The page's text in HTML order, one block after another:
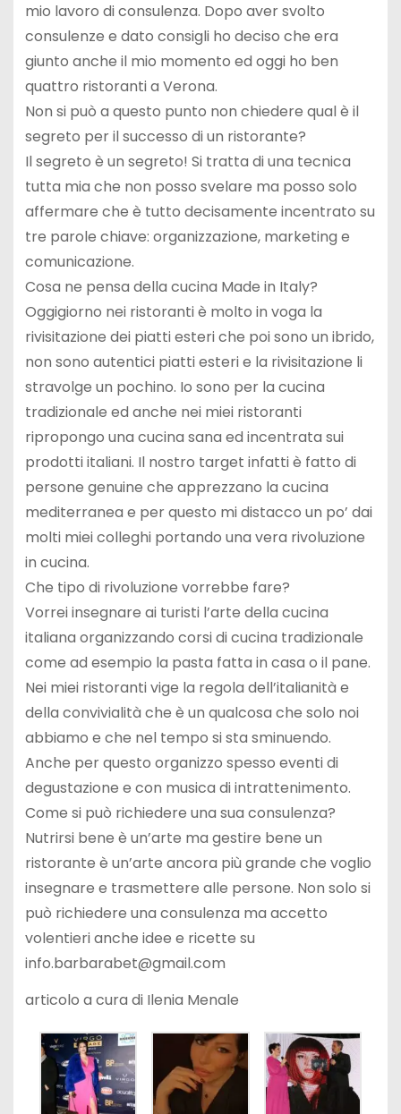
mio lavoro di consulenza. Dopo aver svolto
consulenze e dato consigli ho deciso che era
giunto anche il mio momento ed oggi ho ben
quattro ristoranti a Verona.
Non si può a questo punto non chiedere qual è il
segreto per il successo di un ristorante?
Il segreto è un segreto! Si tratta di una tecnica
tutta mia che non posso svelare ma posso solo
affermare che è tutto decisamente incentrato su
tre parole chiave: organizzazione, marketing e
comunicazione.
Cosa ne pensa della cucina Made in Italy?
Oggigiorno nei ristoranti è molto in voga la
rivisitazione dei piatti esteri che poi sono un ibrido,
non sono autentici piatti esteri e la rivisitazione li
stravolge un pochino. Io sono per la cucina
tradizionale ed anche nei miei ristoranti
ripropongo una cucina sana ed incentrata sui
prodotti italiani. Il nostro target infatti è fatto di
persone genuine che apprezzano la cucina
mediterranea e per questo mi distacco un po’ dai
molti miei colleghi portando una vera rivoluzione
in cucina.
Che tipo di rivoluzione vorrebbe fare?
Vorrei insegnare ai turisti l’arte della cucina
italiana organizzando corsi di cucina tradizionale
come ad esempio la pasta fatta in casa o il pane.
Nei miei ristoranti vige la regola dell’italianità e
della convivialità che è un qualcosa che solo noi
abbiamo e che nel tempo si sta sminuendo.
Anche per questo organizzo spesso eventi di
degustazione e con musica di intrattenimento.
Come si può richiedere una sua consulenza?
Nutrirsi bene è un’arte ma gestire bene un
ristorante è un’arte ancora più grande che voglio
insegnare e trasmettere alle persone. Non solo si
può richiedere una consulenza ma accetto
volentieri anche idee e ricette su
info.barbarabet@gmail.com
articolo a cura di Ilenia Menale